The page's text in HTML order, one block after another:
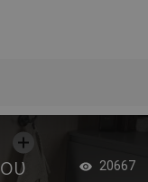
20667